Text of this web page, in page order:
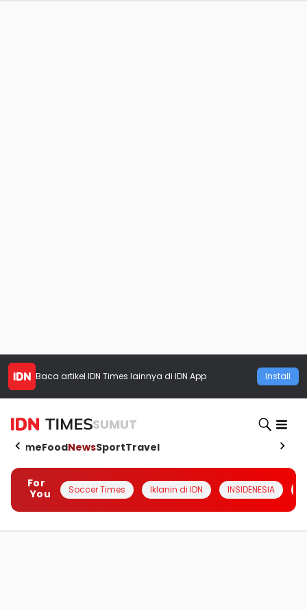
Baca artikel IDN Times lainnya di IDN App Install
SUMUT
HomeFoodNewsSportTravel
For
You
Soccer Times Iklanin di IDN INSIDENESIA